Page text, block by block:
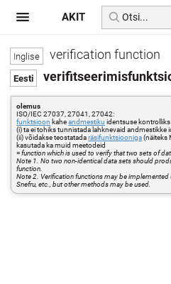
verification function
olemus
ISO/IEC 27037, 27041, 27042:
funktsioon kaheandmestiku identsuse kontrolliks
(i) ta ei tohiks tunnistada lahknevaid andmestikke
(ii) võidakse teostatadaräsifunktsiooniga(näiteks
kasutada ka muid meetodeid
=function which is used to verify that two sets of
Note 1. No two non-identical data sets should
function.
Note 2. Verification functions may be implemented
Snefru, etc., but other methods may be used.
AKIT